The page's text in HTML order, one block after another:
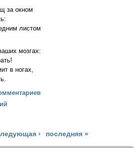
за окном
листом
мозгах:
в ногах,
лист
› последняя »